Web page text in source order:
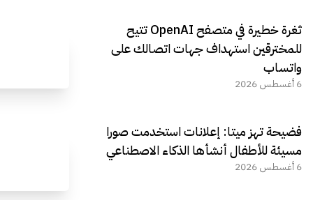
ثغرة خطيرة في متصفح OpenAI تتيح
للمخترقين استهداف جهات اتصالك على
واتساب
6 أغسطس 2026
فضيحة تهز ميتا: إعلانات استخدمت صورا
مسيئة للأطفال أنشأها الذكاء الاصطناعي
6 أغسطس 2026